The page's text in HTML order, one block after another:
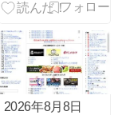
2026年8月8日